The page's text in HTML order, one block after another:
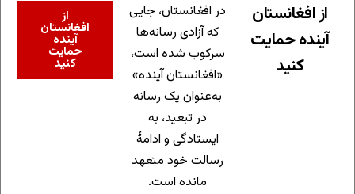
از افغانستان
آینده حمایت
کنید
در افغانستان، جایی
که آزادی رسانه‌ها
سرکوب شده است،
«افغانستان آینده»
به‌عنوان یک رسانه
در تبعید، به
ایستادگی و ادامهٔ
رسالت خود متعهد
مانده است.
از
افغانستان
آینده
حمایت
کنید